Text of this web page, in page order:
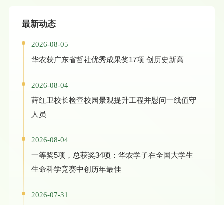
最新动态
2026-08-05
华农获广东省哲社优秀成果奖17项 创历史新高
2026-08-04
薛红卫校长检查校园景观提升工程并慰问一线值守
人员
2026-08-04
一等奖5项，总获奖34项：华农学子在全国大学生
生命科学竞赛中创历年最佳
2026-07-31